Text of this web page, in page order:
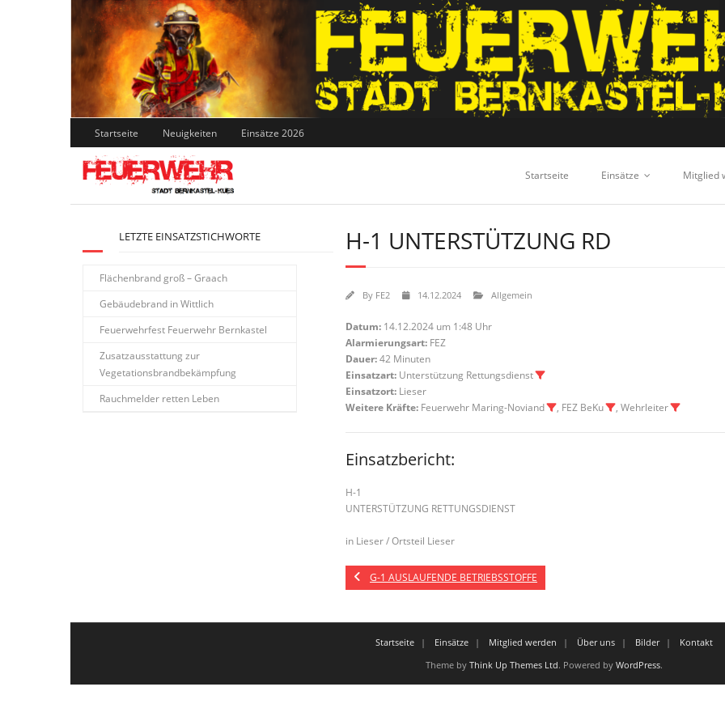
Skip
to
content
Startseite Neuigkeiten Einsätze 2026
Startseite Einsätze Mitglied
H-1 UNTERSTÜTZUNG RD
By FE2 14.12.2024 Allgemein
Datum: 14.12.2024 um 1:48 Uhr
Alarmierungsart: FEZ
Dauer:42 Minuten
Einsatzart: Unterstützung Rettungsdienst
Einsatzort: Lieser
Weitere Kräfte: Feuerwehr Maring-Noviand , FEZ BeKu , Wehrleiter
Einsatzbericht:
H-1
UNTERSTÜTZUNG RETTUNGSDIENST
in Lieser / Ortsteil Lieser
G-1 AUSLAUFENDE BETRIEBSSTOFFE
LETZTE EINSATZSTICHWORTE
Flächenbrand groß – Graach
Gebäudebrand in Wittlich
Feuerwehrfest Feuerwehr Bernkastel
Zusatzausstattung zur
Vegetationsbrandbekämpfung
Rauchmelder retten Leben
Startseite Einsätze Mitglied werden Über uns Bilder
Kontakt
Theme by Think Up Themes Ltd. Powered by WordPress.